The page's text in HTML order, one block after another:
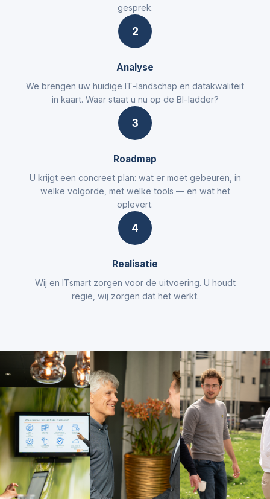
gesprek.
2
Analyse
We brengen uw huidige IT-landschap en datakwaliteit
in kaart. Waar staat u nu op de BI-ladder?
3
Roadmap
U krijgt een concreet plan: wat er moet gebeuren, in
welke volgorde, met welke tools — en wat het
oplevert.
4
Realisatie
Wij en ITsmart zorgen voor de uitvoering. U houdt
regie, wij zorgen dat het werkt.